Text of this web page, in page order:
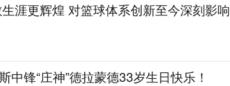
涯更辉煌 对篮球体系创新至今深刻影响
中锋“庄神”德拉蒙德33岁生日快乐！